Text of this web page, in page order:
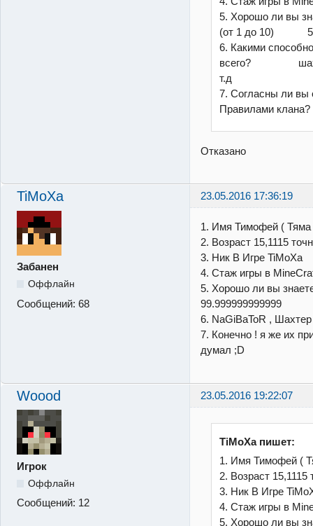
5. Хорошо ли вы
(от 1 до 10) 5
6. Какими
всего? шахтер
т.д
7. Согласны ли вы
Правилами клана?
Отказано
TiMoXa 23.05.2016 17:36:19
Забанен
Оффлайн
Сообщений: 68
1. Имя Тимофей ( Тяма
2. Возраст 15,1115
3. Ник В Игре TiMoXa
4. Стаж игры в
5. Хорошо ли вы
99.999999999999
6. NaGiBaToR ,
7. Конечно ! я же их
думал ;D
Woood 23.05.2016 19:22:07
Игрок
Оффлайн
Сообщений: 12
TiMoXa пишет:
1. Имя Тимофей (
2. Возраст
3. Ник В Игре
4. Стаж игры в
5. Хорошо ли вы